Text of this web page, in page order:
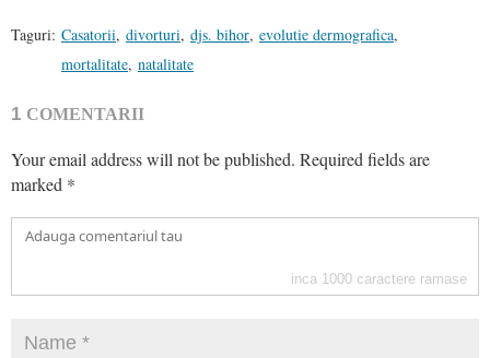
Taguri: Casatorii, divorturi, djs. bihor, evolutie dermografica,
mortalitate, natalitate
1 COMENTARII
Your email address will not be published. Required fields are
marked *
inca 1000 caractere ramase